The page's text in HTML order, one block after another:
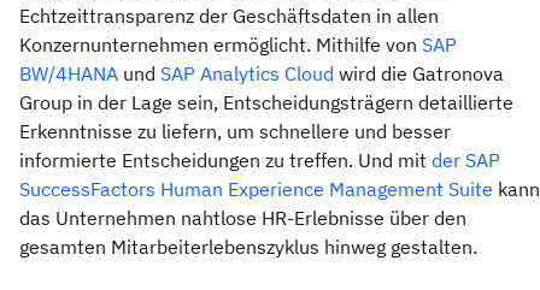
Echtzeittransparenz der Geschäftsdaten in allen
Konzernunternehmen ermöglicht. Mithilfe von SAP
BW/4HANA und SAP Analytics Cloud wird die Gatronova
Group in der Lage sein, Entscheidungsträgern detaillierte
Erkenntnisse zu liefern, um schnellere und besser
informierte Entscheidungen zu treffen. Und mit der SAP
SuccessFactors Human Experience Management Suite kann
das Unternehmen nahtlose HR-Erlebnisse über den
gesamten Mitarbeiterlebenszyklus hinweg gestalten.